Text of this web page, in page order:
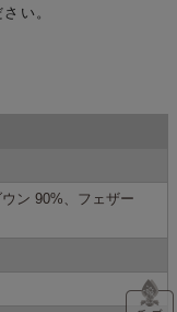
い。
ン 90%、フェザー